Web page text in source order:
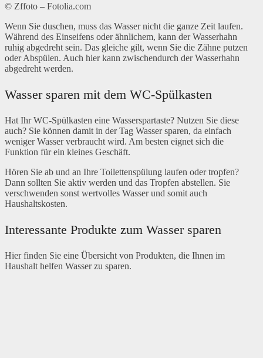
© Zffoto – Fotolia.com
Wenn Sie duschen, muss das Wasser nicht die ganze Zeit laufen.
Während des Einseifens oder ähnlichem, kann der Wasserhahn
ruhig abgedreht sein. Das gleiche gilt, wenn Sie die Zähne putzen
oder Abspülen. Auch hier kann zwischendurch der Wasserhahn
abgedreht werden.
Wasser sparen mit dem WC-Spülkasten
Hat Ihr WC-Spülkasten eine Wasserspartaste? Nutzen Sie diese
auch? Sie können damit in der Tag Wasser sparen, da einfach
weniger Wasser verbraucht wird. Am besten eignet sich die
Funktion für ein kleines Geschäft.
Hören Sie ab und an Ihre Toilettenspülung laufen oder tropfen?
Dann sollten Sie aktiv werden und das Tropfen abstellen. Sie
verschwenden sonst wertvolles Wasser und somit auch
Haushaltskosten.
Interessante Produkte zum Wasser sparen
Hier finden Sie eine Übersicht von Produkten, die Ihnen im
Haushalt helfen Wasser zu sparen.